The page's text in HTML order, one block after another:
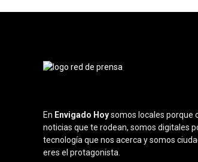
En Envigado Hoysomos locales porque
noticias que te rodean, somos digitales
tecnología que nos acerca y somos
eres el protagonista.